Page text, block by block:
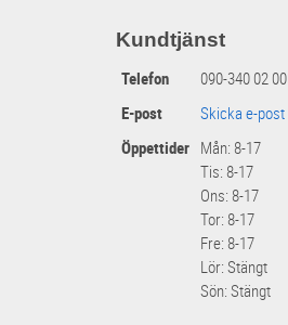
Kundtjänst
Telefon
090-340 02 00
E-post
Skicka e-post
Öppettider Mån: 8-17
Tis: 8-17
Ons: 8-17
Tor: 8-17
Fre: 8-17
Lör: Stängt
Sön: Stängt